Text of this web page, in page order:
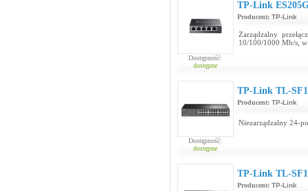
Dostępność:
dostępne
TP-Link
Producent: TP-Link
Zarządzalny
10/100/1000 Mb/s,
Dostępność:
dostępne
TP-Link TL-
Producent: TP-Link
Niezarządzalny 24-
TP-Link TL-
Producent: TP-Link